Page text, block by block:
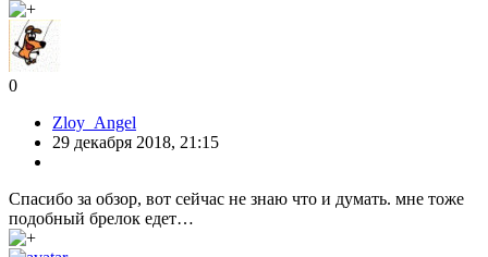
0
Zloy_Angel
29 декабря 2018, 21:15
Спасибо за обзор, вот сейчас не знаю что и думать. мне тоже
подобный брелок едет…